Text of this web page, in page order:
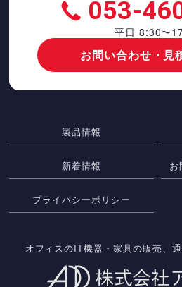
053-
平日 8:30〜
お問い合わせ・見
製品情報
新着情報 お
プライバシーポリシー
オフィスのIT機器・家具の販売、